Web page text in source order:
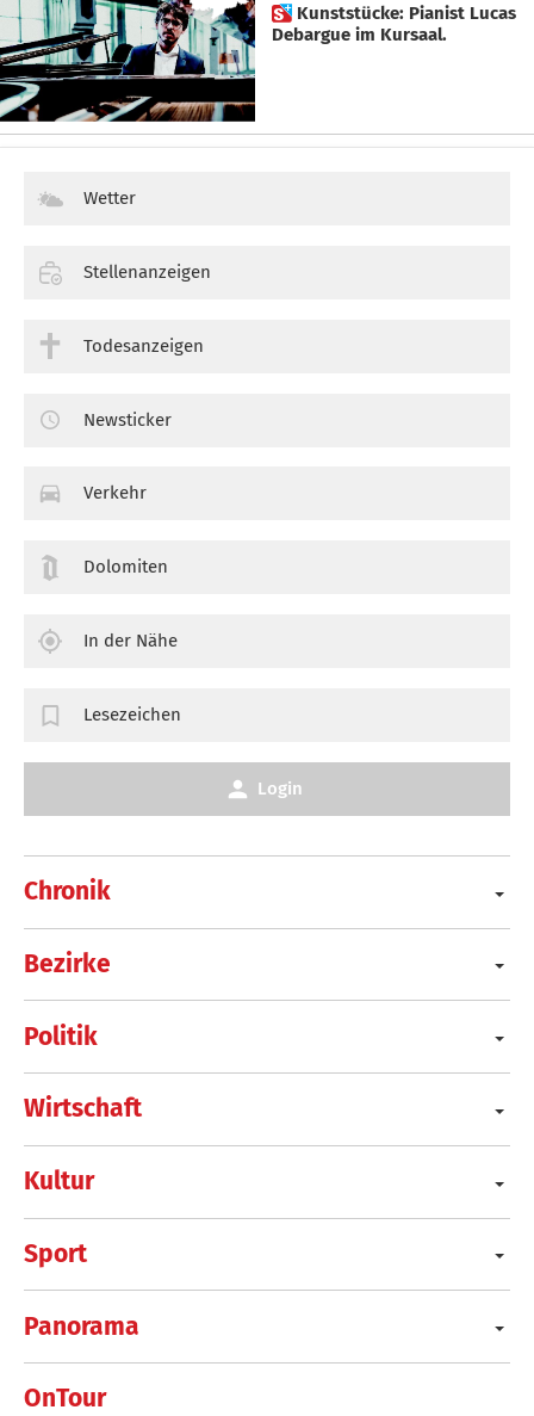
 Kunststücke: Pianist Lucas
Debargue im Kursaal.
Chronik
Bezirke
Politik
Wirtschaft
Kultur
Sport
Panorama
OnTour
Wetter
Stellenanzeigen
Todesanzeigen
Newsticker
Verkehr
Dolomiten
In der Nähe
Lesezeichen
Login